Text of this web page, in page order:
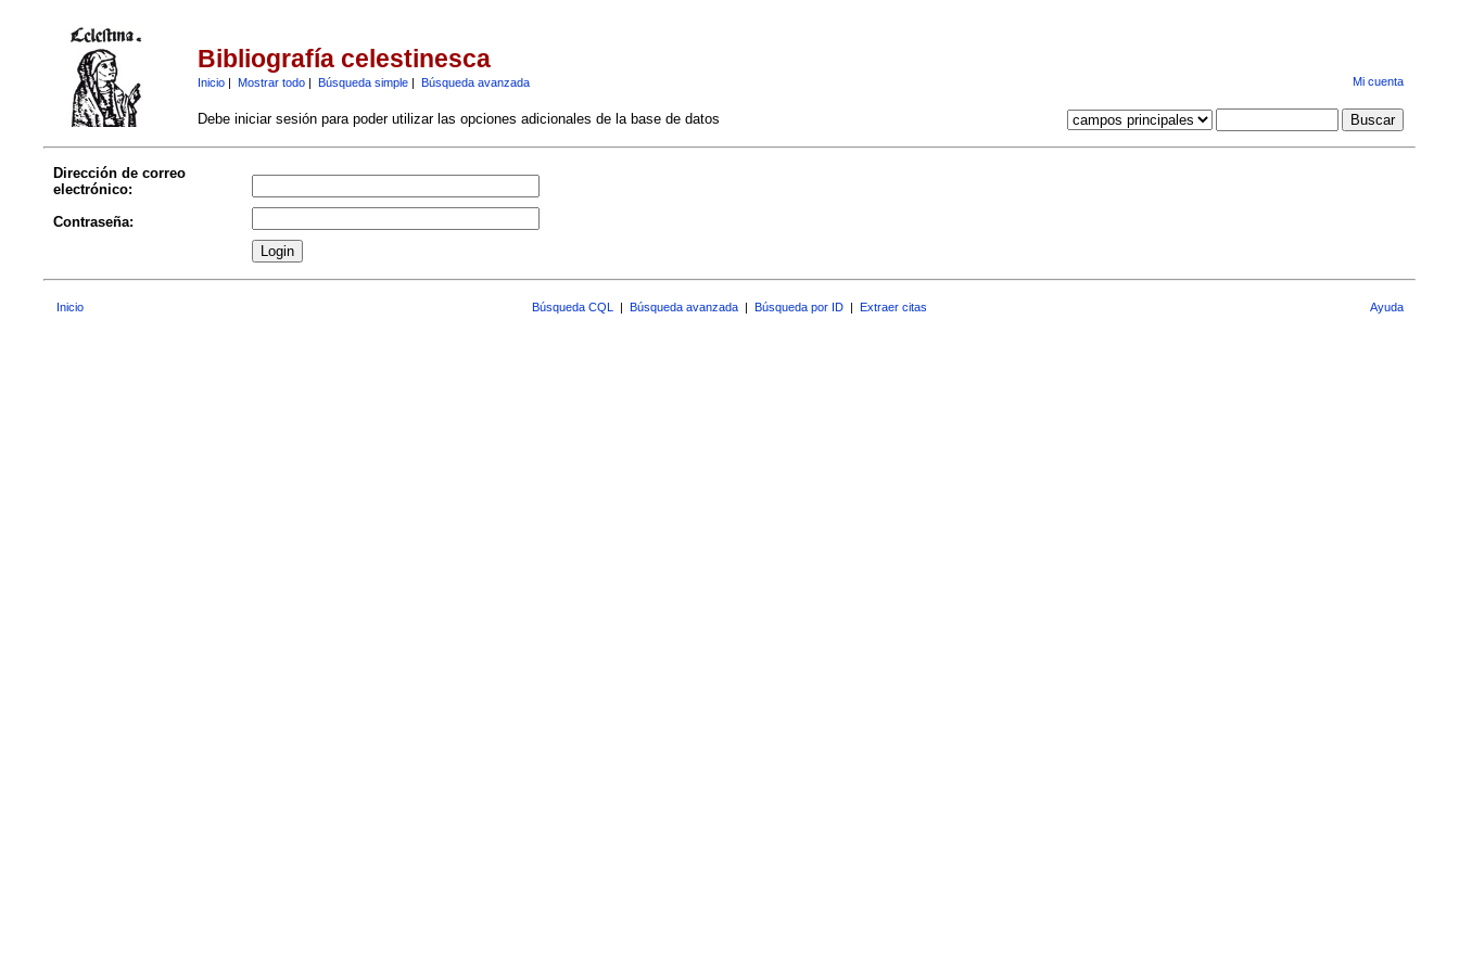
Bibliografía celestinesca
Inicio| Mostrar todo| Búsqueda simple| Búsqueda avanzada Mi cuenta
Debe iniciar sesión para poder utilizar las opciones adicionales de la base de datos
Dirección de correo
electrónico:
Contraseña:
Inicio Búsqueda CQL | Búsqueda avanzada | Búsqueda por ID | Extraer citas Ayuda